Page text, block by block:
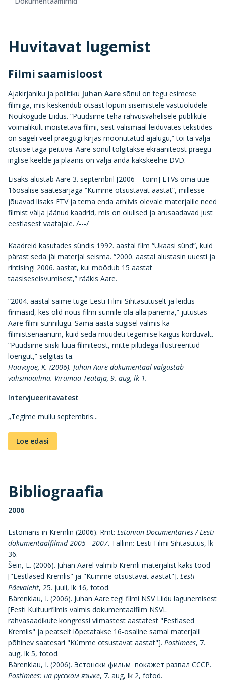
Huvitavat lugemist
Filmi saamisloost
Ajakirjaniku ja poliitiku Juhan Aare sõnul on tegu esimese
filmiga, mis keskendub otsast lõpuni sisemistele vastuoludele
Nõukogude Liidus. “Püüdsime teha rahvusvahelisele publikule
võimalikult mõistetava filmi, sest välismaal leiduvates tekstides
on sageli veel praegugi kirjas moonutatud ajalugu,” tõi ta välja
otsuse taga peituva. Aare sõnul tõlgitakse ekraaniteost praegu
inglise keelde ja plaanis on välja anda kakskeelne DVD.
Lisaks alustab Aare 3. septembril [2006 – toim] ETVs oma uue
16osalise saatesarjaga “Kümme otsustavat aastat”, millesse
jõuavad lisaks ETV ja tema enda arhiivis olevale materjalile need
filmist välja jäänud kaadrid, mis on olulised ja arusaadavad just
eestlasest vaatajale. /---/
Kaadreid kasutades sündis 1992. aastal film “Ukaasi sünd”, kuid
pärast seda jäi materjal seisma. “2000. aastal alustasin uuesti ja
rihtisingi 2006. aastat, kui möödub 15 aastat
taasiseseisvumisest,” rääkis Aare.
“2004. aastal saime tuge Eesti Filmi Sihtasutuselt ja leidus
firmasid, kes olid nõus filmi sünnile õla alla panema,” jutustas
Aare filmi sünnilugu. Sama aasta sügisel valmis ka
filmistsenaarium, kuid seda muudeti tegemise käigus korduvalt.
“Püüdsime siiski luua filmiteost, mitte piltidega illustreeritud
loengut,” selgitas ta.
Haavajõe, K. (2006). Juhan Aare dokumentaal valgustab
välismaailma. Virumaa Teataja, 9. aug, lk 1.
Intervjueeritavatest
„Tegime mullu septembris...
Loe edasi
Bibliograafia
2006
Estonians in Kremlin (2006). Rmt: Estonian Documentaries / Eesti
dokumentaalfilmid 2005 - 2007. Tallinn: Eesti Filmi Sihtasutus, lk
36.
Šein, L. (2006). Juhan Aarel valmib Kremli materjalist kaks tööd
["Eestlased Kremlis" ja "Kümme otsustavat aastat"]. Eesti
Päevaleht, 25. juuli, lk 16, fotod.
Bärenklau, I. (2006). Juhan Aare tegi filmi NSV Liidu lagunemisest
[Eesti Kultuurfilmis valmis dokumentaalfilm NSVL
rahvasaadikute kongressi viimastest aastatest "Eestlased
Kremlis" ja peatselt lõpetatakse 16-osaline samal materjalil
põhinev saatesari "Kümme otsustavat aastat"]. Postimees, 7.
aug, lk 5, fotod.
Bärenklau, I. (2006). Эстонски фильм покажет pазвал СССР.
Postimees: на русском языке, 7. aug, lk 2, fotod.